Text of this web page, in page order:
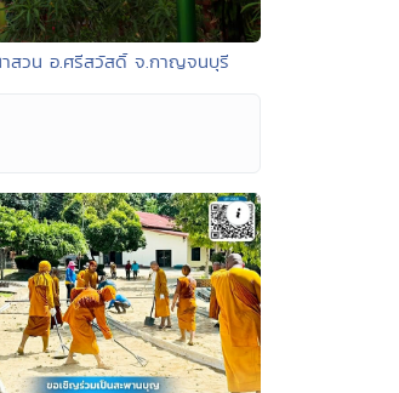
สวน อ.ศรีสวัสดิ์ จ.กาญจนบุรี